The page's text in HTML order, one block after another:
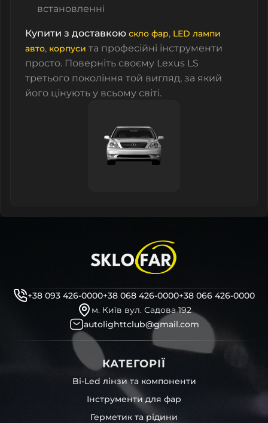
встановленні
Купити з доставкою скло фар, LED лампи
авто, корпуси та професійні інструменти
просто. Поверніть своєму Lexus LS
третього покоління той вигляд, за який
його цінують у всьому світі.
+38 093 426-0000+38 068 426-0000+38 066 426-0000
м. Київ вул. Садова 192
autolighttclub@gmail.com
КАТЕГОРІЇ
Bi-Led лінзи та компоненти
Інструменти для фар
Герметик та рідини